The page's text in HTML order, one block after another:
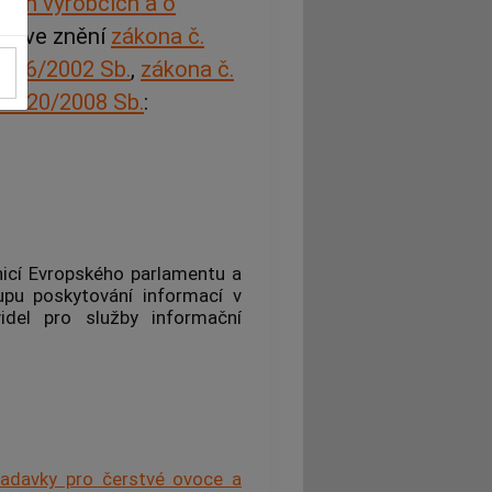
, ve znění zákona č.
146/2002 Sb., zákona č.
120/2008 Sb.:
Evropského parlamentu a
poskytování informací v
pro služby informační
pro čerstvé ovoce a